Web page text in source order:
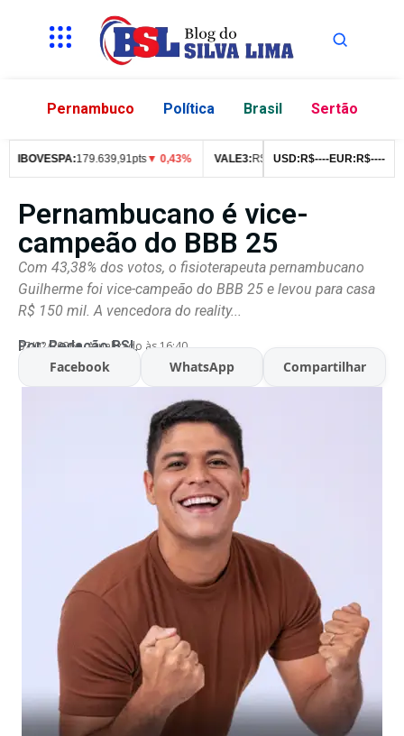
Pernambuco Política Brasil Sertão
IBOVESPA:179.639,91pts▼ 0,43% VALE3:R$76,99▼ 2,49% ITUB4:R$
USD: R$----EUR: R$----
Pernambucano é vice-
campeão do BBB 25
Com 43,38% dos votos, o fisioterapeuta pernambucano
Guilherme foi vice-campeão do BBB 25 e levou para casa
R$ 150 mil. A vencedora do reality...
Por:Redação BSL
07/02/2026 Atualizado às 16:40
Facebook WhatsApp Compartilhar